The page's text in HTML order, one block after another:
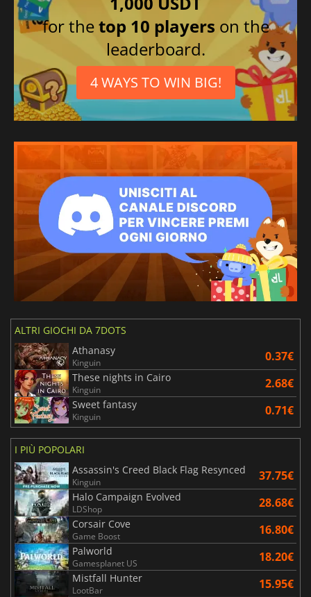
for thetop 10 players on the
leaderboard.
4 WAYS TO WIN BIG!
ALTRI GIOCHI DA 7DOTS
Athanasy
Kinguin 0.37€
These nights in Cairo
Kinguin 2.68€
Sweet fantasy
Kinguin 0.71€
I PIÙ POPOLARI
Assassin's Creed Black Flag Resynced
Kinguin 37.75€
Halo Campaign Evolved
LDShop 28.68€
Corsair Cove
Game Boost 16.80€
Palworld
Gamesplanet US 18.20€
Mistfall Hunter
LootBar 15.95€